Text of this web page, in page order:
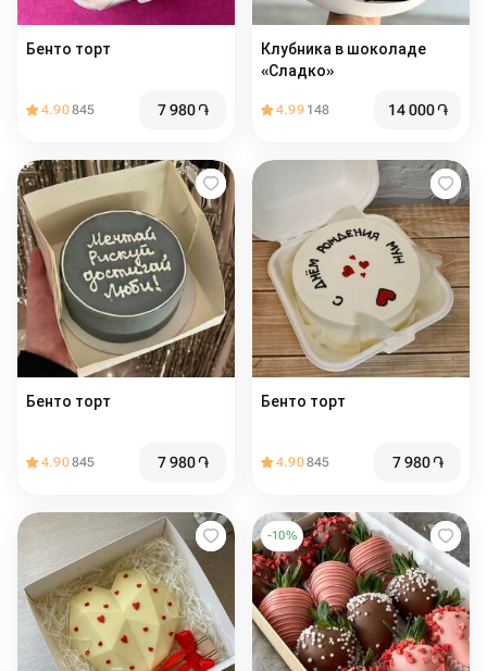
Бенто торт
4.90845 7 980֏
Клубника в шоколаде
«Сладко»
4.99 148 14 000֏
Бенто торт
4.90845 7 980֏
Бенто торт
4.90845 7 980֏
-10%